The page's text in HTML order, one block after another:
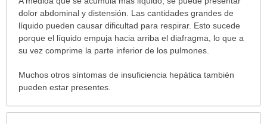
dolor abdominal y distensión. Las cantidades grandes de
líquido pueden causar dificultad para respirar. Esto sucede
porque el líquido empuja hacia arriba el diafragma, lo que a
su vez comprime la parte inferior de los pulmones.
Muchos otros síntomas de insuficiencia hepática también
pueden estar presentes.